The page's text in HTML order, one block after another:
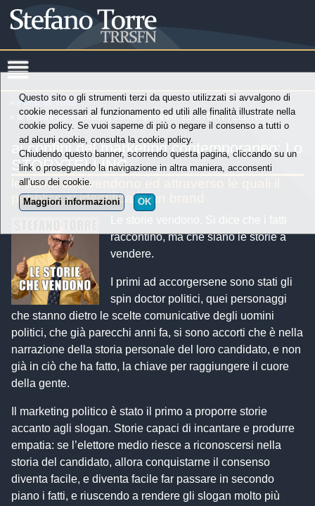
Punti di Vista
» ai confini del marketing contemporaneo: Lo STORYTELLING
ai confini del marketing contemporaneo: Lo
STORYTELLING
le storie che vendono ed attraverso le quali il
pubblico si identifica in un brand
raccontino, ma che siano le storie a
vendere.
I primi ad accorgersene sono stati gli
spin doctor politici, quei personaggi
che stanno dietro le scelte comunicative degli uomini
politici, che già parecchi anni fa, si sono accorti che è nella
narrazione della storia personale del loro candidato, e non
già in ciò che ha fatto, la chiave per raggiungere il cuore
della gente.
Il marketing politico è stato il primo a proporre storie
accanto agli slogan. Storie capaci di incantare e produrre
empatia: se l’elettore medio riesce a riconoscersi nella
storia del candidato, allora conquistarne il consenso
diventa facile, e diventa facile far passare in secondo
piano i fatti, e riuscendo a rendere gli slogan molto più
Questo sito o gli strumenti terzi da questo utilizzati si avvalgono di
cookie necessari al funzionamento ed utili alle finalità illustrate nella
cookie policy. Se vuoi saperne di più o negare il consenso a tutti o
ad alcuni cookie, consulta la cookie policy.
Chiudendo questo banner, scorrendo questa pagina, cliccando su un
link o proseguendo la navigazione in altra maniera, acconsenti
all’uso dei cookie.
Maggiori informazioni
OK